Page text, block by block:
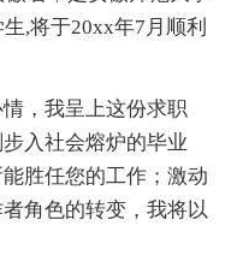
,将于20xx年7月顺利
，我呈上这份求职
入社会熔炉的毕业
胜任您的工作；激动
角色的转变，我将以